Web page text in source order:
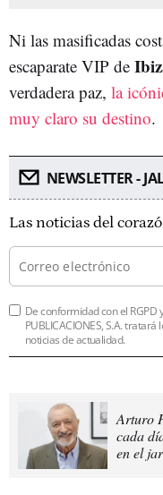
Ni las masificadas
escaparate VIP de
verdadera paz, la
muy claro su destino.
NEWSLETTER -
Las noticias del
De conformidad con el RGPD
PUBLICACIONES, S.A.
noticias de actualidad.
Arturo
cada
en el